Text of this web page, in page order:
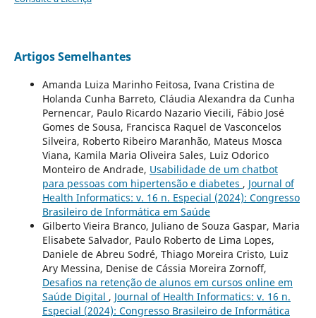
Artigos Semelhantes
Amanda Luiza Marinho Feitosa, Ivana Cristina de
Holanda Cunha Barreto, Cláudia Alexandra da Cunha
Pernencar, Paulo Ricardo Nazario Viecili, Fábio José
Gomes de Sousa, Francisca Raquel de Vasconcelos
Silveira, Roberto Ribeiro Maranhão, Mateus Mosca
Viana, Kamila Maria Oliveira Sales, Luiz Odorico
Monteiro de Andrade, Usabilidade de um chatbot
para pessoas com hipertensão e diabetes , Journal of
Health Informatics: v. 16 n. Especial (2024): Congresso
Brasileiro de Informática em Saúde
Gilberto Vieira Branco, Juliano de Souza Gaspar, Maria
Elisabete Salvador, Paulo Roberto de Lima Lopes,
Daniele de Abreu Sodré, Thiago Moreira Cristo, Luiz
Ary Messina, Denise de Cássia Moreira Zornoff,
Desafios na retenção de alunos em cursos online em
Saúde Digital , Journal of Health Informatics: v. 16 n.
Especial (2024): Congresso Brasileiro de Informática